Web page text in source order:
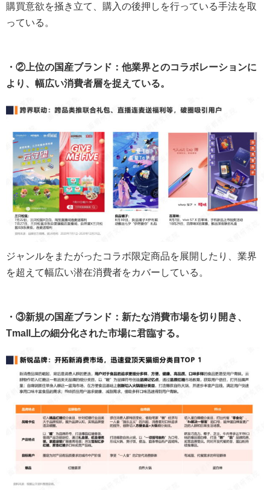
購買意欲を掻き立て、購入の後押しを行っている手法を取
っている。
・②上位の国産ブランド：他業界とのコラボレーションに
より、幅広い消費者層を捉えている。
ジャンルをまたがったコラボ限定商品を展開したり、業界
を超えて幅広い潜在消費者をカバーしている。
・③新規の国産ブランド：新たな消費市場を切り開き、
Tmall上の細分化された市場に君臨する。